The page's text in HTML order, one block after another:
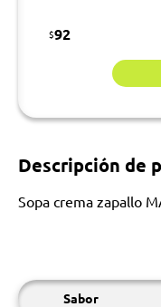
$92
Descripción de
Sopa crema zapallo
Sabor